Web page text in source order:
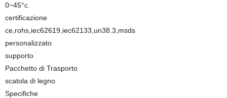
0~45°c.
certificazione
ce,rohs,iec62619,iec62133,un38.3,msds
personalizzato
supporto
Pacchetto di Trasporto
scatola di legno
Specifiche